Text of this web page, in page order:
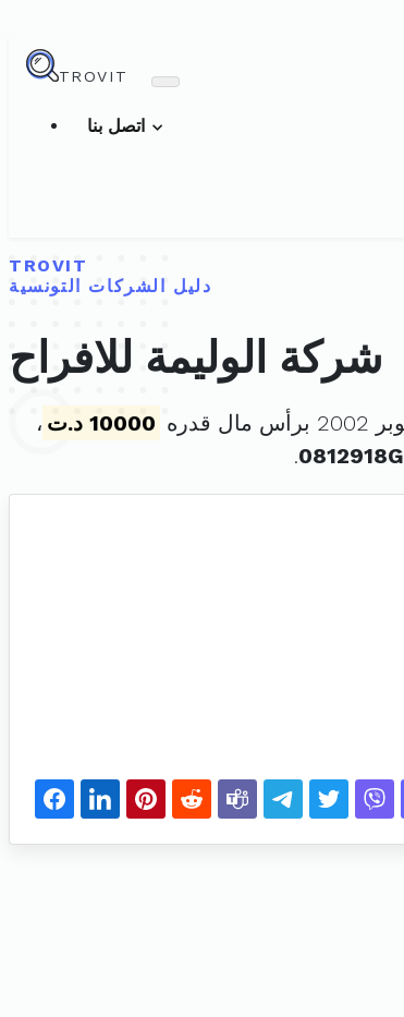
TROVIT
TROVIT
دليل الشركات التونسية
شركة الوليمة للافراح
10000 د.ت
،
0812918G
.